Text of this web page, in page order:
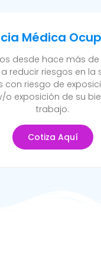
Médica
desde hace más de
reducir riesgos en la
con riesgo de
o exposición de su
trabajo.
Cotiza Aquí